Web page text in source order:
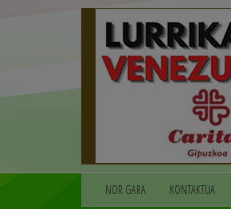
NOR GARA KONTAKTUA